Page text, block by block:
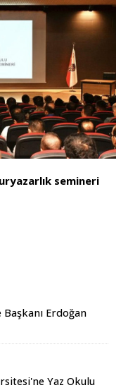
semineri
Başkanı Erdoğan
Yaz Okulu